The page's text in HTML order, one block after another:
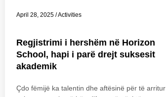
April 28, 2025 /Activities
Regjistrimi i hershëm në Horizon
School, hapi i parë drejt suksesit
akademik
Çdo fëmijë ka talentin dhe aftësinë për të arritur